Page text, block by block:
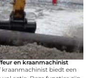
en kraanmachinist
biedt een